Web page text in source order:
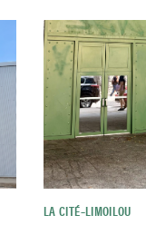
LA CITÉ–LIMOILOU